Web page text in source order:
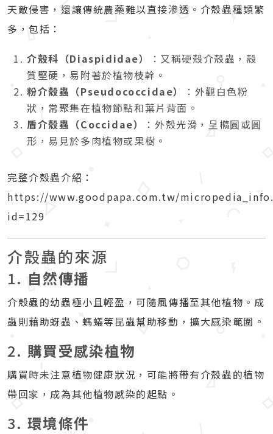
天敵侵害，還讓傳統農藥難以直接滲透。介殼蟲種類繁
多，包括：
介殼科（Diaspididae）
：又稱硬殼介殼蟲，殼
質堅硬，易附著於植物枝幹。
粉介殼蟲（Pseudococcidae）
：外觀白色粉
狀，常聚集在植物節點和葉片背面。
盾介殼蟲（Coccidae）
：外殼光滑，呈橢圓或圓
形，易見於多肉植物或果樹。
完整介殼蟲介紹：
https://www.goodpapa.com.tw/
id=129
介殼蟲的來源
1. 自然傳播
介殼蟲的幼蟲極小且輕盈，可隨風傳播至其他植物。成
蟲則藉助蚜蟲、螞蟻等昆蟲幫助移動，擴大感染範圍。
2. 購買受感染植物
購買時未注意植物健康狀況，可能將帶有介殼蟲的植物
帶回家，成為其他植物感染的起點。
3.環境條件